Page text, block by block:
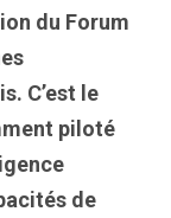
du Forum
C’est le
piloté
de